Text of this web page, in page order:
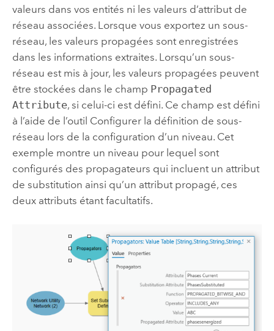
valeurs dans vos entités ni les valeurs d’attribut de
réseau associées. Lorsque vous exportez un sous-
réseau, les valeurs propagées sont enregistrées
dans les informations extraites. Lorsqu’un sous-
réseau est mis à jour, les valeurs propagées peuvent
être stockées dans le champ Propagated
Attribute, si celui-ci est défini. Ce champ est défini
à l’aide de l’outil Configurer la définition de sous-
réseau lors de la configuration d’un niveau. Cet
exemple montre un niveau pour lequel sont
configurés des propagateurs qui incluent un attribut
de substitution ainsi qu’un attribut propagé, ces
deux attributs étant facultatifs.